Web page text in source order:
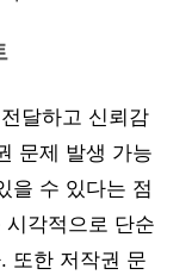
달하고 신뢰감
문제 발생 가능
을 수 있다는 점
시각적으로 단순
또한 저작권 문